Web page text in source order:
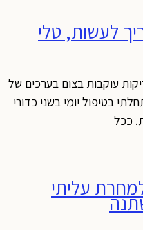
לעשות, טלי
עוקבות בצום בערכים של
בטיפול יומי בשני כדורי
ככל
עליתי